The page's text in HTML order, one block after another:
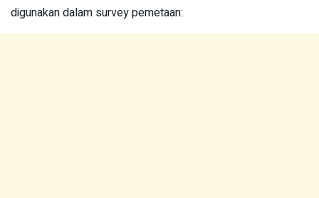
digunakan dalam survey pemetaan: